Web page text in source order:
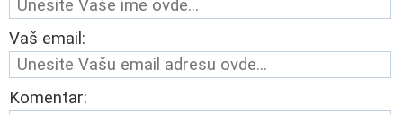
Vaš email:
Komentar: